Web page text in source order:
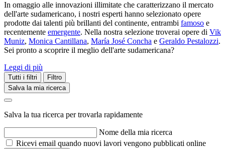
In omaggio alle innovazioni illimitate che caratterizzano il mercato
dell'arte sudamericano, i nostri esperti hanno selezionato opere
prodotte dai talenti più brillanti del continente, entrambi famoso e
recentemente emergente. Nella nostra selezione troverai opere di Vik
Muniz, Monica Cantillana, María José Concha e Geraldo Pestalozzi.
Sei pronto a scoprire il meglio dell'arte sudamericana?
Leggi di più
Tutti i filtri
Filtro
Salva la mia ricerca
Salva la tua ricerca per trovarla rapidamente
Nome della mia ricerca
Ricevi email quando nuovi lavori vengono pubblicati online